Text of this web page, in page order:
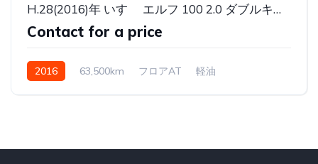
H.28(2016)年 いすゞ エルフ 100 2.0 ダブルキャブ 低床 マツダ タイタンパワーゲート付
Contact for a price
2016 63,500km フロアAT 軽油